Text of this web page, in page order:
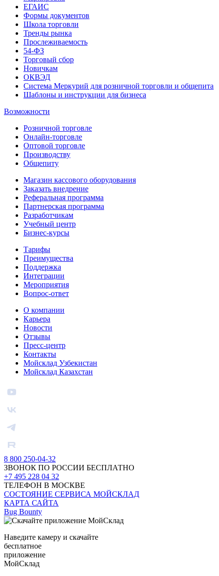
ЕГАИС
Формы документов
Школа торговли
Тренды рынка
Прослеживаемость
54-ФЗ
Торговый сбор
Новичкам
ОКВЭД
Система Меркурий для розничной торговли и общепита
Шаблоны и инструкции для бизнеса
Возможности
Розничной торговле
Онлайн-торговле
Оптовой торговле
Производству
Общепиту
Магазин кассового оборудования
Заказать внедрение
Реферальная программа
Партнерская программа
Разработчикам
Учебный центр
Бизнес‑курсы
Тарифы
Преимущества
Поддержка
Интеграции
Мероприятия
Вопрос-ответ
О компании
Карьера
Новости
Отзывы
Пресс-центр
Контакты
Мойсклад Узбекистан
Мойсклад Казахстан
8 800 250-04-32
ЗВОНОК ПО РОССИИ БЕСПЛАТНО
+7 495 228 04 32
ТЕЛЕФОН В МОСКВЕ
СОСТОЯНИЕ СЕРВИСА МОЙСКЛАД
КАРТА САЙТА
Bug Bounty
Наведите камеру и скачайте
бесплатное
приложение
МойСклад